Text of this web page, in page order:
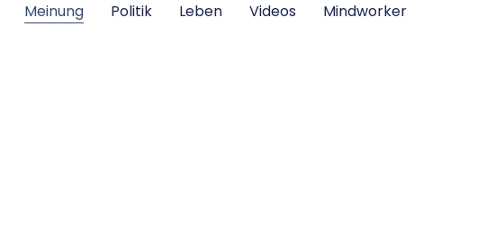
Meinung Politik Leben Videos Mindworker